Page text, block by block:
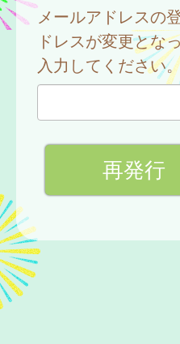
メールアドレスの
ドレスが変更とな
入力してください